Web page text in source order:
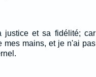
justice et sa fidélité; car
mes mains, et je n'ai pas